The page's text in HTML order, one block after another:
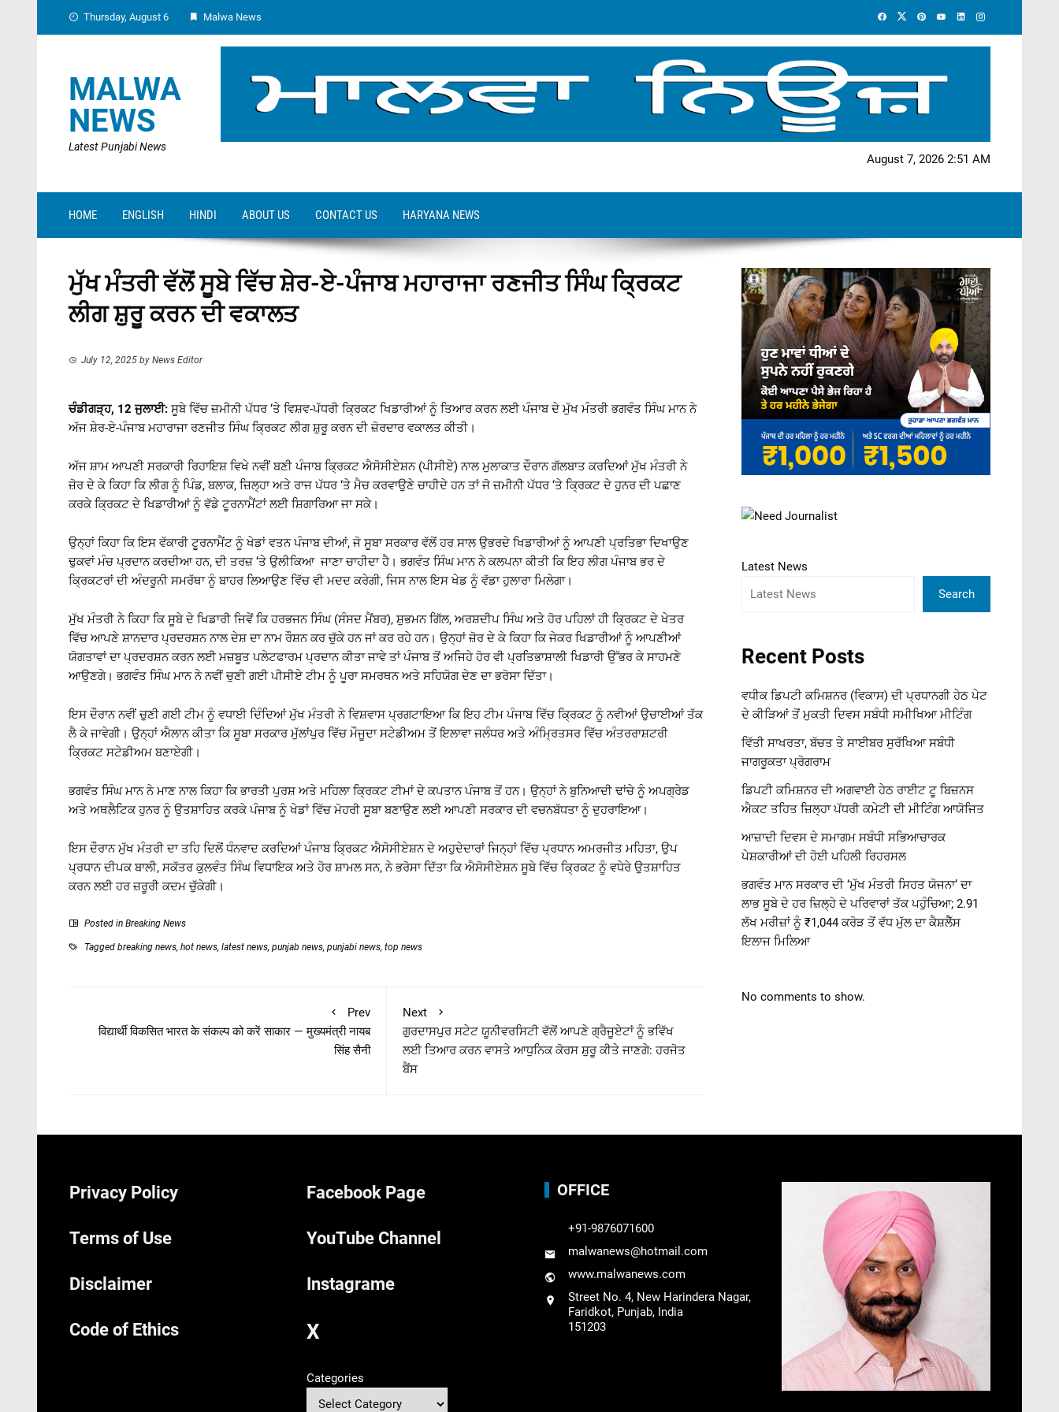
Thursday, August 6 Malwa News
MALWA
NEWS
Latest Punjabi News
August 7, 2026 2:51 AM
HOME ENGLISH HINDI ABOUT US CONTACT US HARYANA NEWS
ਮੁੱਖ ਮੰਤਰੀ ਵੱਲੋਂ ਸੂਬੇ ਵਿੱਚ ਸ਼ੇਰ-ਏ-ਪੰਜਾਬ ਮਹਾਰਾਜਾ ਰਣਜੀਤ ਸਿੰਘ ਕ੍ਰਿਕਟ
ਲੀਗ ਸ਼ੁਰੂ ਕਰਨ ਦੀ ਵਕਾਲਤ
July 12, 2025 by News Editor
ਚੰਡੀਗੜ੍ਹ, 12 ਜੁਲਾਈ: ਸੂਬੇ ਵਿੱਚ ਜ਼ਮੀਨੀ ਪੱਧਰ ‘ਤੇ ਵਿਸ਼ਵ-ਪੱਧਰੀ ਕ੍ਰਿਕਟ ਖਿਡਾਰੀਆਂ ਨੂੰ ਤਿਆਰ ਕਰਨ ਲਈ ਪੰਜਾਬ ਦੇ ਮੁੱਖ ਮੰਤਰੀ ਭਗਵੰਤ ਸਿੰਘ ਮਾਨ ਨੇ
ਅੱਜ ਸ਼ੇਰ-ਏ-ਪੰਜਾਬ ਮਹਾਰਾਜਾ ਰਣਜੀਤ ਸਿੰਘ ਕ੍ਰਿਕਟ ਲੀਗ ਸ਼ੁਰੂ ਕਰਨ ਦੀ ਜ਼ੋਰਦਾਰ ਵਕਾਲਤ ਕੀਤੀ।
ਅੱਜ ਸ਼ਾਮ ਆਪਣੀ ਸਰਕਾਰੀ ਰਿਹਾਇਸ਼ ਵਿਖੇ ਨਵੀਂ ਬਣੀ ਪੰਜਾਬ ਕ੍ਰਿਕਟ ਐਸੋਸੀਏਸ਼ਨ (ਪੀਸੀਏ) ਨਾਲ ਮੁਲਾਕਾਤ ਦੌਰਾਨ ਗੱਲਬਾਤ ਕਰਦਿਆਂ ਮੁੱਖ ਮੰਤਰੀ ਨੇ
ਜ਼ੋਰ ਦੇ ਕੇ ਕਿਹਾ ਕਿ ਲੀਗ ਨੂੰ ਪਿੰਡ, ਬਲਾਕ, ਜ਼ਿਲ੍ਹਾ ਅਤੇ ਰਾਜ ਪੱਧਰ ‘ਤੇ ਮੈਚ ਕਰਵਾਉਣੇ ਚਾਹੀਦੇ ਹਨ ਤਾਂ ਜੋ ਜ਼ਮੀਨੀ ਪੱਧਰ ‘ਤੇ ਕ੍ਰਿਕਟ ਦੇ ਹੁਨਰ ਦੀ ਪਛਾਣ
ਕਰਕੇ ਕ੍ਰਿਕਟ ਦੇ ਖਿਡਾਰੀਆਂ ਨੂੰ ਵੱਡੇ ਟੂਰਨਾਮੈਂਟਾਂ ਲਈ ਸ਼ਿਗਾਰਿਆ ਜਾ ਸਕੇ।
ਉਨ੍ਹਾਂ ਕਿਹਾ ਕਿ ਇਸ ਵੱਕਾਰੀ ਟੂਰਨਾਮੈਂਟ ਨੂੰ ਖੇਡਾਂ ਵਤਨ ਪੰਜਾਬ ਦੀਆਂ, ਜੋ ਸੂਬਾ ਸਰਕਾਰ ਵੱਲੋਂ ਹਰ ਸਾਲ ਉਭਰਦੇ ਖਿਡਾਰੀਆਂ ਨੂੰ ਆਪਣੀ ਪ੍ਰਤਿਭਾ ਦਿਖਾਉਣ
ਢੁਕਵਾਂ ਮੰਚ ਪ੍ਰਦਾਨ ਕਰਦੀਆ ਹਨ, ਦੀ ਤਰਜ਼ ‘ਤੇ ਉਲੀਕਿਆ ਜਾਣਾ ਚਾਹੀਦਾ ਹੈ। ਭਗਵੰਤ ਸਿੰਘ ਮਾਨ ਨੇ ਕਲਪਨਾ ਕੀਤੀ ਕਿ ਇਹ ਲੀਗ ਪੰਜਾਬ ਭਰ ਦੇ
ਕ੍ਰਿਕਟਰਾਂ ਦੀ ਅੰਦਰੂਨੀ ਸਮਰੱਥਾ ਨੂੰ ਬਾਹਰ ਲਿਆਉਣ ਵਿੱਚ ਵੀ ਮਦਦ ਕਰੇਗੀ, ਜਿਸ ਨਾਲ ਇਸ ਖੇਡ ਨੂੰ ਵੱਡਾ ਹੁਲਾਰਾ ਮਿਲੇਗਾ।
ਮੁੱਖ ਮੰਤਰੀ ਨੇ ਕਿਹਾ ਕਿ ਸੂਬੇ ਦੇ ਖਿਡਾਰੀ ਜਿਵੇਂ ਕਿ ਹਰਭਜਨ ਸਿੰਘ (ਸੰਸਦ ਮੈਂਬਰ), ਸ਼ੁਭਮਨ ਗਿੱਲ, ਅਰਸ਼ਦੀਪ ਸਿੰਘ ਅਤੇ ਹੋਰ ਪਹਿਲਾਂ ਹੀ ਕ੍ਰਿਕਟ ਦੇ ਖੇਤਰ
ਵਿੱਚ ਆਪਣੇ ਸ਼ਾਨਦਾਰ ਪ੍ਰਦਰਸ਼ਨ ਨਾਲ ਦੇਸ਼ ਦਾ ਨਾਮ ਰੌਸ਼ਨ ਕਰ ਚੁੱਕੇ ਹਨ ਜਾਂ ਕਰ ਰਹੇ ਹਨ। ਉਨ੍ਹਾਂ ਜ਼ੋਰ ਦੇ ਕੇ ਕਿਹਾ ਕਿ ਜੇਕਰ ਖਿਡਾਰੀਆਂ ਨੂੰ ਆਪਣੀਆਂ
ਯੋਗਤਾਵਾਂ ਦਾ ਪ੍ਰਦਰਸ਼ਨ ਕਰਨ ਲਈ ਮਜ਼ਬੂਤ ਪਲੇਟਫਾਰਮ ਪ੍ਰਦਾਨ ਕੀਤਾ ਜਾਵੇ ਤਾਂ ਪੰਜਾਬ ਤੋਂ ਅਜਿਹੇ ਹੋਰ ਵੀ ਪ੍ਰਤਿਭਾਸ਼ਾਲੀ ਖਿਡਾਰੀ ਉੱਭਰ ਕੇ ਸਾਹਮਣੇ
ਆਉਣਗੇ। ਭਗਵੰਤ ਸਿੰਘ ਮਾਨ ਨੇ ਨਵੀਂ ਚੁਣੀ ਗਈ ਪੀਸੀਏ ਟੀਮ ਨੂੰ ਪੂਰਾ ਸਮਰਥਨ ਅਤੇ ਸਹਿਯੋਗ ਦੇਣ ਦਾ ਭਰੋਸਾ ਦਿੱਤਾ।
ਇਸ ਦੌਰਾਨ ਨਵੀਂ ਚੁਣੀ ਗਈ ਟੀਮ ਨੂੰ ਵਧਾਈ ਦਿੰਦਿਆਂ ਮੁੱਖ ਮੰਤਰੀ ਨੇ ਵਿਸ਼ਵਾਸ ਪ੍ਰਗਟਾਇਆ ਕਿ ਇਹ ਟੀਮ ਪੰਜਾਬ ਵਿੱਚ ਕ੍ਰਿਕਟ ਨੂੰ ਨਵੀਆਂ ਉਚਾਈਆਂ ਤੱਕ
ਲੈ ਕੇ ਜਾਵੇਗੀ। ਉਨ੍ਹਾਂ ਐਲਾਨ ਕੀਤਾ ਕਿ ਸੂਬਾ ਸਰਕਾਰ ਮੁੱਲਾਂਪੁਰ ਵਿੱਚ ਮੌਜੂਦਾ ਸਟੇਡੀਅਮ ਤੋਂ ਇਲਾਵਾ ਜਲੰਧਰ ਅਤੇ ਅੰਮ੍ਰਿਤਸਰ ਵਿੱਚ ਅੰਤਰਰਾਸ਼ਟਰੀ
ਕ੍ਰਿਕਟ ਸਟੇਡੀਅਮ ਬਣਾਏਗੀ।
ਭਗਵੰਤ ਸਿੰਘ ਮਾਨ ਨੇ ਮਾਣ ਨਾਲ ਕਿਹਾ ਕਿ ਭਾਰਤੀ ਪੁਰਸ਼ ਅਤੇ ਮਹਿਲਾ ਕ੍ਰਿਕਟ ਟੀਮਾਂ ਦੇ ਕਪਤਾਨ ਪੰਜਾਬ ਤੋਂ ਹਨ। ਉਨ੍ਹਾਂ ਨੇ ਬੁਨਿਆਦੀ ਢਾਂਚੇ ਨੂੰ ਅਪਗ੍ਰੇਡ
ਅਤੇ ਅਥਲੈਟਿਕ ਹੁਨਰ ਨੂੰ ਉਤਸ਼ਾਹਿਤ ਕਰਕੇ ਪੰਜਾਬ ਨੂੰ ਖੇਡਾਂ ਵਿੱਚ ਮੋਹਰੀ ਸੂਬਾ ਬਣਾਉਣ ਲਈ ਆਪਣੀ ਸਰਕਾਰ ਦੀ ਵਚਨਬੱਧਤਾ ਨੂੰ ਦੁਹਰਾਇਆ।
ਇਸ ਦੌਰਾਨ ਮੁੱਖ ਮੰਤਰੀ ਦਾ ਤਹਿ ਦਿਲੋਂ ਧੰਨਵਾਦ ਕਰਦਿਆਂ ਪੰਜਾਬ ਕ੍ਰਿਕਟ ਐਸੋਸੀਏਸ਼ਨ ਦੇ ਅਹੁਦੇਦਾਰਾਂ ਜਿਨ੍ਹਾਂ ਵਿੱਚ ਪ੍ਰਧਾਨ ਅਮਰਜੀਤ ਮਹਿਤਾ, ਉਪ
ਪ੍ਰਧਾਨ ਦੀਪਕ ਬਾਲੀ, ਸਕੱਤਰ ਕੁਲਵੰਤ ਸਿੰਘ ਵਿਧਾਇਕ ਅਤੇ ਹੋਰ ਸ਼ਾਮਲ ਸਨ, ਨੇ ਭਰੋਸਾ ਦਿੱਤਾ ਕਿ ਐਸੋਸੀਏਸ਼ਨ ਸੂਬੇ ਵਿੱਚ ਕ੍ਰਿਕਟ ਨੂੰ ਵਧੇਰੇ ਉਤਸ਼ਾਹਿਤ
ਕਰਨ ਲਈ ਹਰ ਜ਼ਰੂਰੀ ਕਦਮ ਚੁੱਕੇਗੀ।
Posted in Breaking News
Tagged breaking news, hot news, latest news, punjab news, punjabi news, top news
Prev
विद्यार्थी विकसित भारत के संकल्प को करें साकार — मुख्यमंत्री नायब
सिंह सैनी
Next
ਗੁਰਦਾਸਪੁਰ ਸਟੇਟ ਯੂਨੀਵਰਸਿਟੀ ਵੱਲੋਂ ਆਪਣੇ ਗ੍ਰੈਜੂਏਟਾਂ ਨੂੰ ਭਵਿੱਖ
ਲਈ ਤਿਆਰ ਕਰਨ ਵਾਸਤੇ ਆਧੁਨਿਕ ਕੋਰਸ ਸ਼ੁਰੂ ਕੀਤੇ ਜਾਣਗੇ: ਹਰਜੋਤ
ਬੈਂਸ
Latest News
Search
Recent Posts
ਵਧੀਕ ਡਿਪਟੀ ਕਮਿਸ਼ਨਰ (ਵਿਕਾਸ) ਦੀ ਪ੍ਰਧਾਨਗੀ ਹੇਠ ਪੇਟ
ਦੇ ਕੀੜਿਆਂ ਤੋਂ ਮੁਕਤੀ ਦਿਵਸ ਸਬੰਧੀ ਸਮੀਖਿਆ ਮੀਟਿੰਗ
ਵਿੱਤੀ ਸਾਖਰਤਾ, ਬੱਚਤ ਤੇ ਸਾਈਬਰ ਸੁਰੱਖਿਆ ਸਬੰਧੀ
ਜਾਗਰੂਕਤਾ ਪ੍ਰੋਗਰਾਮ
ਡਿਪਟੀ ਕਮਿਸ਼ਨਰ ਦੀ ਅਗਵਾਈ ਹੇਠ ਰਾਈਟ ਟੂ ਬਿਜ਼ਨਸ
ਐਕਟ ਤਹਿਤ ਜ਼ਿਲ੍ਹਾ ਪੱਧਰੀ ਕਮੇਟੀ ਦੀ ਮੀਟਿੰਗ ਆਯੋਜਿਤ
ਆਜ਼ਾਦੀ ਦਿਵਸ ਦੇ ਸਮਾਗਮ ਸਬੰਧੀ ਸਭਿਆਚਾਰਕ
ਪੇਸ਼ਕਾਰੀਆਂ ਦੀ ਹੋਈ ਪਹਿਲੀ ਰਿਹਰਸਲ
ਭਗਵੰਤ ਮਾਨ ਸਰਕਾਰ ਦੀ ‘ਮੁੱਖ ਮੰਤਰੀ ਸਿਹਤ ਯੋਜਨਾ’ ਦਾ
ਲਾਭ ਸੂਬੇ ਦੇ ਹਰ ਜ਼ਿਲ੍ਹੇ ਦੇ ਪਰਿਵਾਰਾਂ ਤੱਕ ਪਹੁੰਚਿਆ; 2.91
ਲੱਖ ਮਰੀਜ਼ਾਂ ਨੂੰ ₹1,044 ਕਰੋੜ ਤੋਂ ਵੱਧ ਮੁੱਲ ਦਾ ਕੈਸ਼ਲੈੱਸ
ਇਲਾਜ ਮਿਲਿਆ
No comments to show.
Privacy Policy
Terms of Use
Disclaimer
Code of Ethics
Facebook Page
YouTube Channel
Instagrame
X
Categories
OFFICE
+91-9876071600
malwanews@hotmail.com
www.malwanews.com
Street No. 4, New Harindera Nagar,
Faridkot, Punjab, India
151203